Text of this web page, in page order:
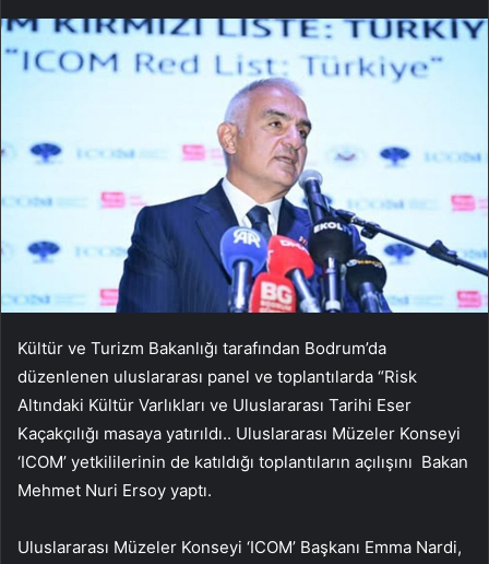
Kültür ve Turizm Bakanlığı tarafından Bodrum’da
düzenlenen uluslararası panel ve toplantılarda “Risk
Altındaki Kültür Varlıkları ve Uluslararası Tarihi Eser
Kaçakçılığı masaya yatırıldı.. Uluslararası Müzeler Konseyi
‘ICOM’ yetkililerinin de katıldığı toplantıların açılışını Bakan
Mehmet Nuri Ersoy yaptı.
Uluslararası Müzeler Konseyi ‘ICOM’ Başkanı Emma Nardi,